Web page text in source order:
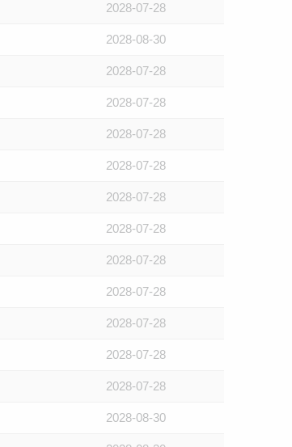
2028-07-28
2028-08-30
2028-07-28
2028-07-28
2028-07-28
2028-07-28
2028-07-28
2028-07-28
2028-07-28
2028-07-28
2028-07-28
2028-07-28
2028-07-28
2028-08-30